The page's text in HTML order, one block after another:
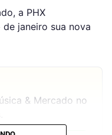
a PHX
janeiro sua nova
& Mercado no